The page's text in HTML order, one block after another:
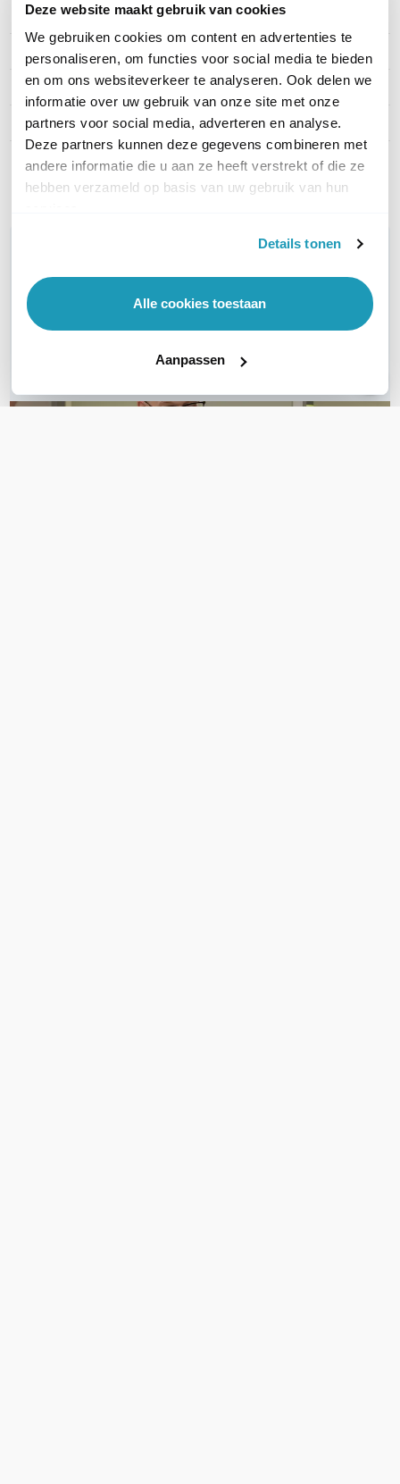
Deze website maakt gebruik van cookies
We gebruiken cookies om content en advertenties te
personaliseren, om functies voor social media te bieden
en om ons websiteverkeer te analyseren. Ook delen we
informatie over uw gebruik van onze site met onze
partners voor social media, adverteren en analyse.
Deze partners kunnen deze gegevens combineren met
andere informatie die u aan ze heeft verstrekt of die ze
hebben verzameld op basis van uw gebruik van hun
Details tonen
Alle cookies toestaan
Aanpassen
Managed / Unmanaged Unmanaged
Rack mountable
SFP Ondersteuning SFP +
Stackable No
Toon meer
Vraag het onze experts!